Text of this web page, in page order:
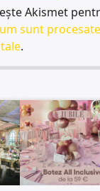
Akismet
sunt
.